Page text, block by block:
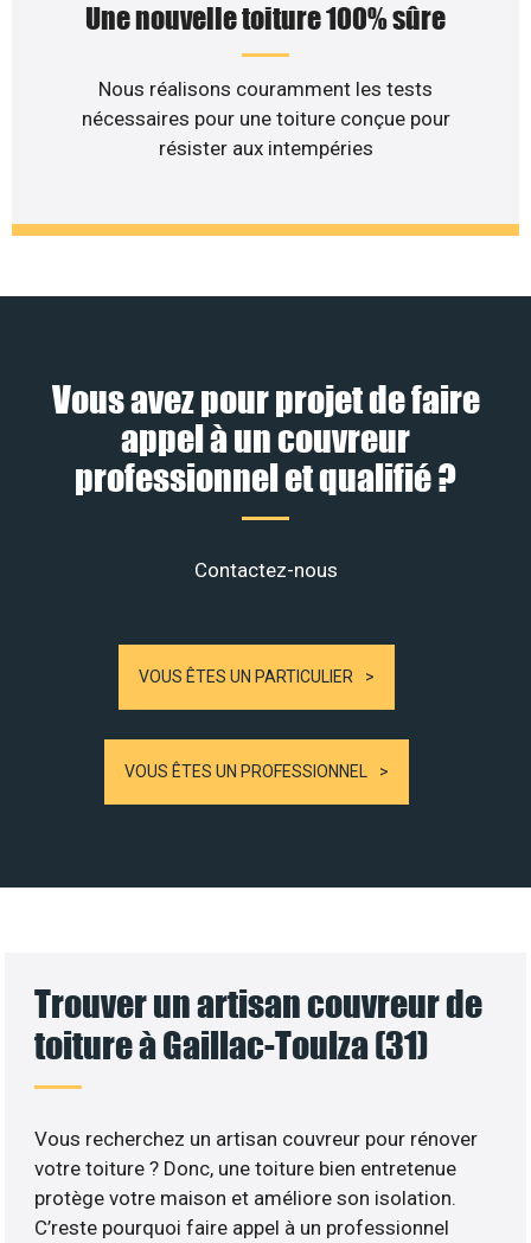
Une nouvelle toiture 100% sûre
Nous réalisons couramment les tests
nécessaires pour une toiture conçue pour
résister aux intempéries
Vous avez pour projet de faire
appel à un couvreur
professionnel et qualifié ?
Contactez-nous
VOUS ÊTES UN PARTICULIER
VOUS ÊTES UN PROFESSIONNEL
Trouver un artisan couvreur de
toiture à Gaillac-Toulza (31)
Vous recherchez un artisan couvreur pour rénover
votre toiture ? Donc, une toiture bien entretenue
protège votre maison et améliore son isolation.
C’reste pourquoi faire appel à un professionnel